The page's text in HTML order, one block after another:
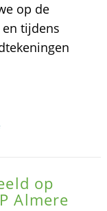
op de
tijdens
op
Almere